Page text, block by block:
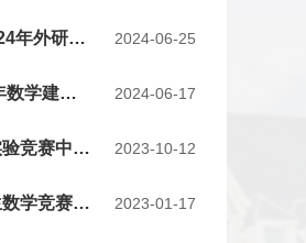
数智融合 创新育人 长春建筑学院喜获2024年外研社“教学之星”... 2024-06-25
长春建筑学院基础教学部成功举办2024年数学建模竞赛（校赛） 2024-06-17
我校代表队在第五届吉林省大学生物理实验竞赛中喜获佳绩 2023-10-12
长春建筑学院学生在第十四届全国大学生数学竞赛中喜获佳绩 2023-01-17